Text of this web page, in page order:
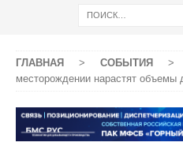
ГЛАВНАЯ > СОБЫТИЯ >
месторождении нарастят объемы